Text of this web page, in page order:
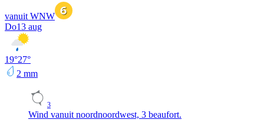
vanuit WNW
Do13 aug
19°27°
2 mm
3
Wind vanuit noordnoordwest, 3 beaufort.